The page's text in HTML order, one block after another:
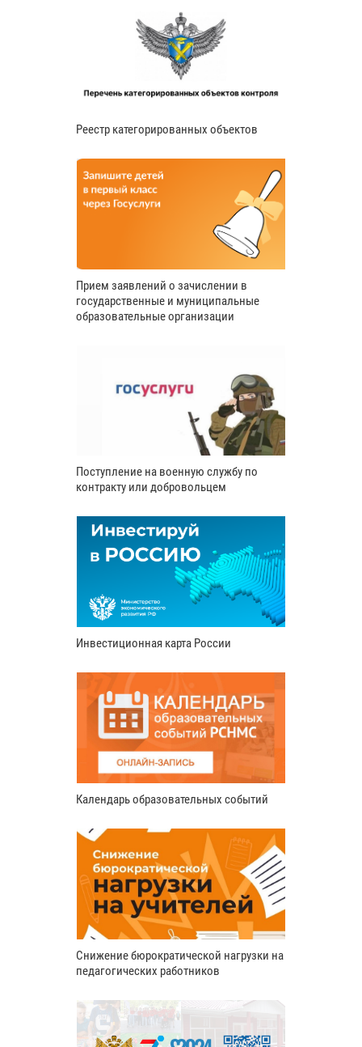
Реестр категорированных объектов
Прием заявлений о зачислении в
государственные и муниципальные
образовательные организации
Поступление на военную службу по
контракту или добровольцем
Инвестиционная карта России
Календарь образовательных событий
Снижение бюрократической нагрузки на
педагогических работников